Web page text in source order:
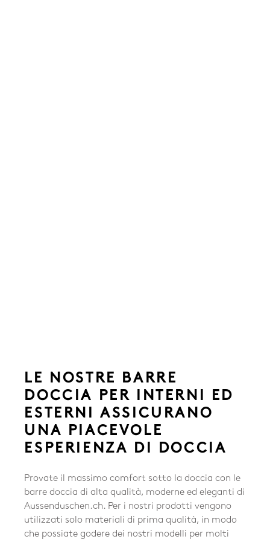
LE NOSTRE BARRE
DOCCIA PER INTERNI ED
ESTERNI ASSICURANO
UNA PIACEVOLE
ESPERIENZA DI DOCCIA
Provate il massimo comfort sotto la doccia con le
barre doccia di alta qualità, moderne ed eleganti di
Aussenduschen.ch. Per i nostri prodotti vengono
utilizzati solo materiali di prima qualità, in modo
che possiate godere dei nostri modelli per molti